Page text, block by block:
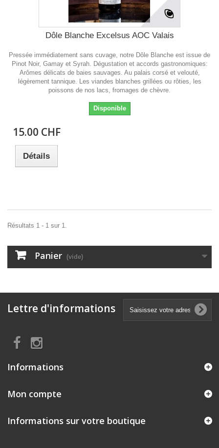
Dôle Blanche Excelsus AOC Valais
Pressée immédiatement sans cuvage, notre Dôle Blanche est issue de
Pinot Noir, Gamay et Syrah. Dégustation et accords gastronomiques:
Arômes délicats de baies sauvages. Au palais corsé et velouté,
légèrement tannique. Les viandes blanches grillées ou rôties, les
poissons de nos lacs, fromages de chèvre.
Disponible
15.00 CHF
Détails
Résultats 1 - 1 sur 1.
Panier (vide)
Lettre d'informations
Informations
Mon compte
Informations sur votre boutique